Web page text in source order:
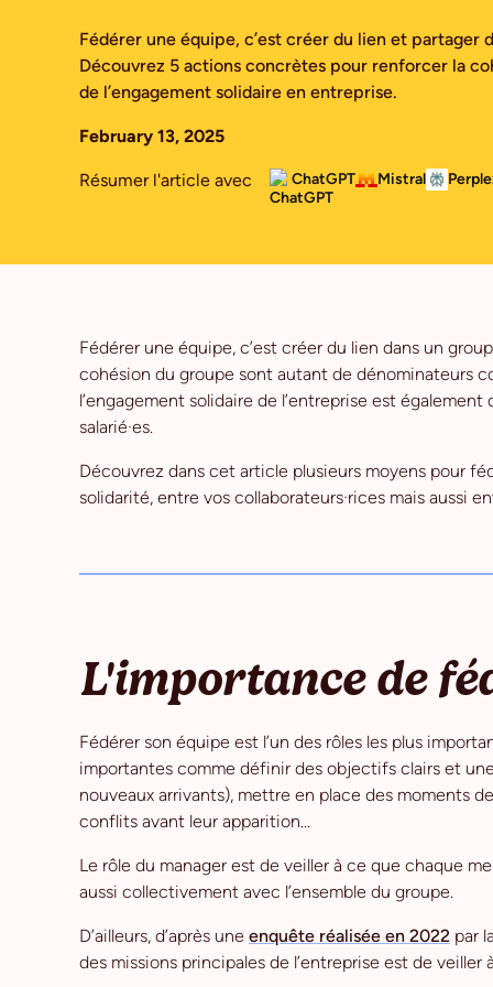
Fédérer une équipe, c’est créer du lien et partager
Découvrez 5 actions concrètes pour renforcer la
de l’engagement solidaire en entreprise.
February 13, 2025
Résumer l'article avec ChatGPT Mistral
Fédérer une équipe, c’est créer du lien dans un
cohésion du groupe sont autant de dénominateurs
l’engagement solidaire de l’entreprise est
salarié·es.
Découvrez dans cet article plusieurs moyens pour
solidarité, entre vos collaborateurs·rices mais aussi
L'importance de
Fédérer son équipe est l’un des rôles les plus
importantes comme définir des objectifs clairs et
nouveaux arrivants), mettre en place des moments
conflits avant leur apparition...
Le rôle du manager est de veiller à ce que chaque
aussi collectivement avec l’ensemble du groupe.
D’ailleurs, d’après une enquête réalisée en 2022 par
des missions principales de l’entreprise est de